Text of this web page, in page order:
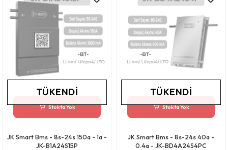
Stokta Yok
TÜKENDI
JK Smart Bms - 8s-24s 150a - 1a -
JK-B1A24S15P
Stokta Yok
TÜKENDI
JK Smart Bms - 8s-24s 40a -
0.4a - JK-BD4A24S4PC